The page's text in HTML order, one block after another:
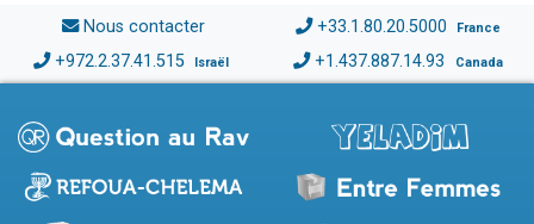
Nous contacter +33.1.80.20.5000 France
+972.2.37.41.515 Israël +1.437.887.14.93 Canada